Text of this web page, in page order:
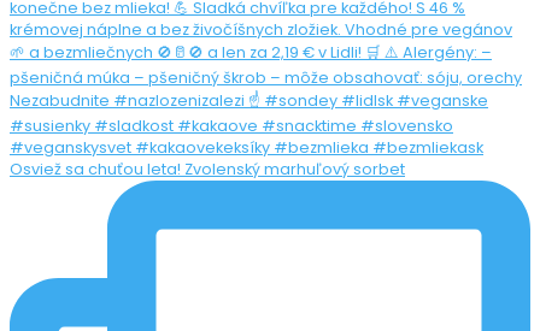
Osviež sa chuťou leta! Zvolenský marhuľový sorbet